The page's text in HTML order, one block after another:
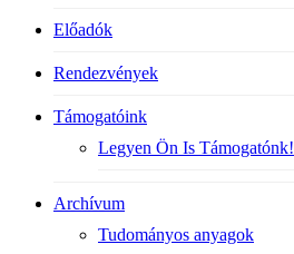
Előadók
Rendezvények
Támogatóink
Legyen Ön Is Támogatónk!
Archívum
Tudományos anyagok